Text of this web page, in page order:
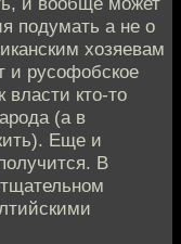
подумать а не о
хозяевам
и русофобское
власти кто-то
(а в
Еще и
В